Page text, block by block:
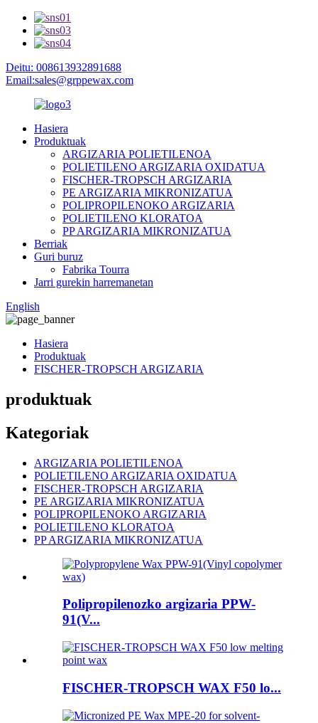
Deitu: 008613932891688
Email:sales@grppewax.com
Hasiera
Produktuak
ARGIZARIA POLIETILENOA
POLIETILENO ARGIZARIA OXIDATUA
FISCHER-TROPSCH ARGIZARIA
PE ARGIZARIA MIKRONIZATUA
POLIPROPILENOKO ARGIZARIA
POLIETILENO KLORATOA
PP ARGIZARIA MIKRONIZATUA
Berriak
Guri buruz
Fabrika Tourra
Jarri gurekin harremanetan
English
Hasiera
Produktuak
FISCHER-TROPSCH ARGIZARIA
produktuak
Kategoriak
ARGIZARIA POLIETILENOA
POLIETILENO ARGIZARIA OXIDATUA
FISCHER-TROPSCH ARGIZARIA
PE ARGIZARIA MIKRONIZATUA
POLIPROPILENOKO ARGIZARIA
POLIETILENO KLORATOA
PP ARGIZARIA MIKRONIZATUA
Polipropilenozko argizaria PPW-
91(V...
FISCHER-TROPSCH WAX F50 lo...